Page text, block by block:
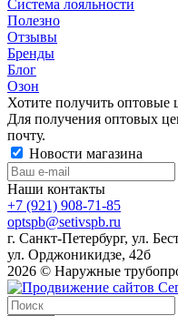
Система лояльности
Полезно
Отзывы
Бренды
Блог
Озон
Хотите получить оптовые
Для получения оптовых
почту.
Новости магазина
Наши контакты
+7 (921) 908-71-85
optspb@setivspb.ru
г. Санкт-Петербург, ул.
ул. Орджоникидзе, 42б
2026 © Наружные